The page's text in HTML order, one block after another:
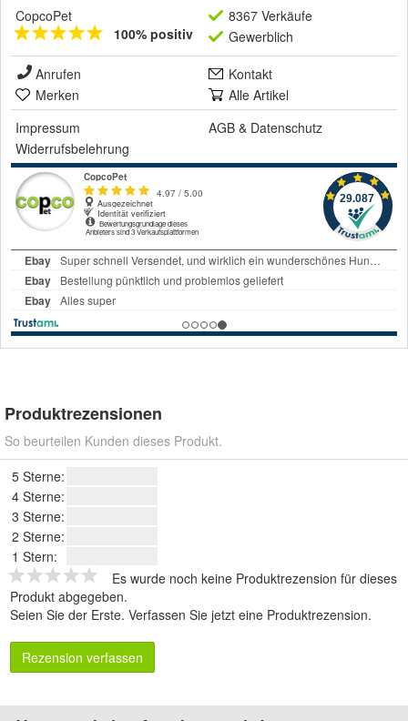
CopcoPet
100% positiv
8367 Verkäufe
Gewerblich
Anrufen
Kontakt
Merken
Alle Artikel
Impressum
AGB & Datenschutz
Widerrufsbelehrung
Produktrezensionen
So beurteilen Kunden dieses Produkt.
5 Sterne:
4 Sterne:
3 Sterne:
2 Sterne:
1 Stern:
Es wurde noch keine Produktrezension für dieses
Produkt abgegeben.
Seien Sie der Erste. Verfassen Sie jetzt eine Produktrezension.
Rezension verfassen